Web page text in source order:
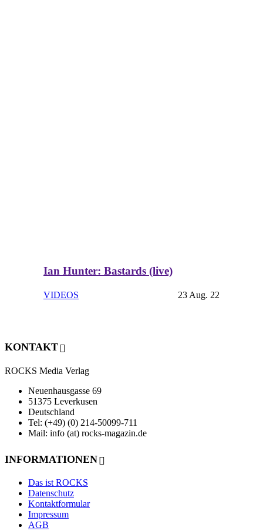
Ian Hunter: Bastards (live)
VIDEOS 23 Aug. 22
KONTAKT
ROCKS Media Verlag
Neuenhausgasse 69
51375 Leverkusen
Deutschland
Tel: (+49) (0) 214-50099-711
Mail: info (at) rocks-magazin.de
INFORMATIONEN
Das ist ROCKS
Datenschutz
Kontaktformular
Impressum
AGB